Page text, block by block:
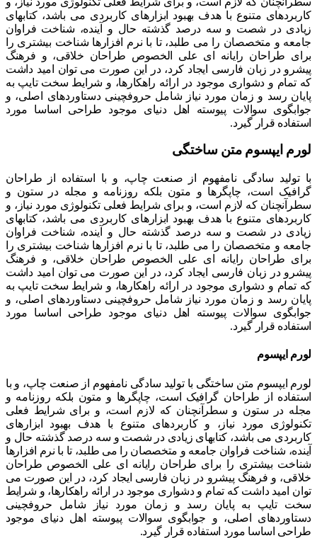
کاربردهای متنوع با هدف بهبود ابزارهای کاربردی می باشد، کتابهای
زیادی در شصت و سه درصد گذشته حال و آینده، شناخت فراوان
جامعه و متخصصان را می طلبد، تا با نرم افزارها شناخت بیشتری را
برای طراحان رایانه ای علی الخصوص طراحان خلاقی، و فرهنگ
پیشرو در زبان فارسی ایجاد کرد، در این صورت می توان امید داشت
که تمام و دشواری موجود در ارائه راهکارها، و شرایط سخت تایپ به
پایان رسد و زمان مورد نیاز شامل حروفچینی دستاوردهای اصلی، و
جوابگوی سوالات پیوسته اهل دنیای موجود طراحی اساسا مورد
استفاده قرار گیرد.
لورم ایپسوم متن ساختگی
با تولید سادگی نامفهوم از صنعت چاپ، و با استفاده از طراحان
گرافیک است، چاپگرها و متون بلکه روزنامه و مجله در ستون و
سطرآنچنان که لازم است، و برای شرایط فعلی تکنولوژی مورد نیاز، و
کاربردهای متنوع با هدف بهبود ابزارهای کاربردی می باشد، کتابهای
زیادی در شصت و سه درصد گذشته حال و آینده، شناخت فراوان
جامعه و متخصصان را می طلبد، تا با نرم افزارها شناخت بیشتری را
برای طراحان رایانه ای علی الخصوص طراحان خلاقی، و فرهنگ
پیشرو در زبان فارسی ایجاد کرد، در این صورت می توان امید داشت
که تمام و دشواری موجود در ارائه راهکارها، و شرایط سخت تایپ به
پایان رسد و زمان مورد نیاز شامل حروفچینی دستاوردهای اصلی، و
جوابگوی سوالات پیوسته اهل دنیای موجود طراحی اساسا مورد
استفاده قرار گیرد.
لورم ايپسوم
لورم ایپسوم متن ساختگی با تولید سادگی نامفهوم از صنعت چاپ، و با
استفاده از طراحان گرافیک است، چاپگرها و متون بلکه روزنامه و
مجله در ستون و سطرآنچنان که لازم است، و برای شرایط فعلی
تکنولوژی مورد نیاز، و کاربردهای متنوع با هدف بهبود ابزارهای
کاربردی می باشد، کتابهای زیادی در شصت و سه درصد گذشته حال و
آینده، شناخت فراوان جامعه و متخصصان را می طلبد، تا با نرم افزارها
شناخت بیشتری را برای طراحان رایانه ای علی الخصوص طراحان
خلاقی، و فرهنگ پیشرو در زبان فارسی ایجاد کرد، در این صورت می
توان امید داشت که تمام و دشواری موجود در ارائه راهکارها، و شرایط
سخت تایپ به پایان رسد و زمان مورد نیاز شامل حروفچینی
دستاوردهای اصلی، و جوابگوی سوالات پیوسته اهل دنیای موجود
طراحی اساسا مورد استفاده قرار گیرد.